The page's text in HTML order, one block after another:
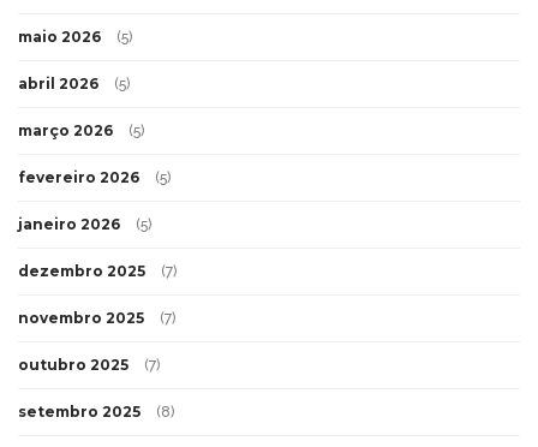
maio 2026 (5)
abril 2026 (5)
março 2026 (5)
fevereiro 2026 (5)
janeiro 2026 (5)
dezembro 2025 (7)
novembro 2025 (7)
outubro 2025 (7)
setembro 2025 (8)